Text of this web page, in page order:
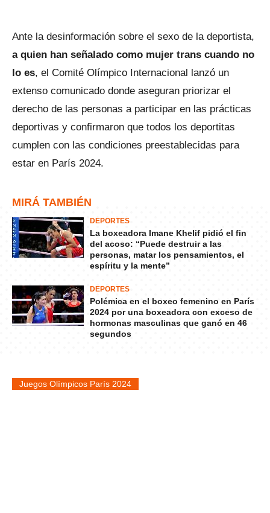
Ante la desinformación sobre el sexo de la deportista,
a quien han señalado como mujer trans cuando no
lo es, el Comité Olímpico Internacional lanzó un
extenso comunicado donde aseguran priorizar el
derecho de las personas a participar en las prácticas
deportivas y confirmaron que todos los deportitas
cumplen con las condiciones preestablecidas para
estar en París 2024.
MIRÁ TAMBIÉN
DEPORTES
La boxeadora Imane Khelif pidió el fin
del acoso: “Puede destruir a las
personas, matar los pensamientos, el
espíritu y la mente”
DEPORTES
Polémica en el boxeo femenino en París
2024 por una boxeadora con exceso de
hormonas masculinas que ganó en 46
segundos
Juegos Olímpicos París 2024